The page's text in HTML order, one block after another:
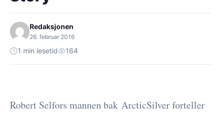
Redaksjonen
26. februar 2016
1 min lesetid 164
Robert Selfors mannen bak ArcticSilver forteller